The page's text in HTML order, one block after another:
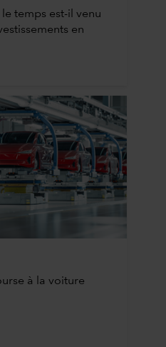
temps est-il venu
en
à la voiture